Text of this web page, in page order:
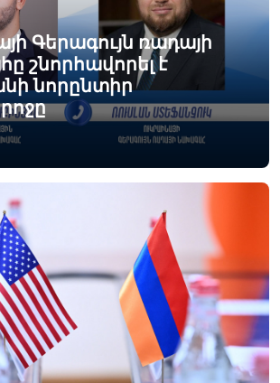
Գերագույն ռադայի
շնորհավորել է
նորընտիր